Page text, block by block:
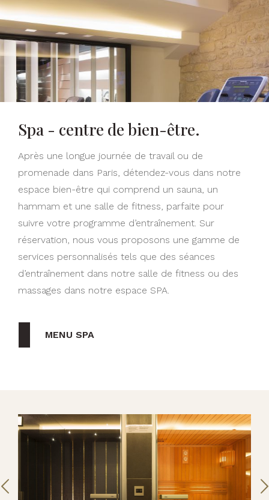
Spa - centre de bien-être.
Après une longue journée de travail ou de
promenade dans Paris, détendez-vous dans notre
espace bien-être qui comprend un sauna, un
hammam et une salle de fitness, parfaite pour
suivre votre programme d’entraînement. Sur
réservation, nous vous proposons une gamme de
services personnalisés tels que des séances
d’entraînement dans notre salle de fitness ou des
massages dans notre espace SPA.
MENU SPA